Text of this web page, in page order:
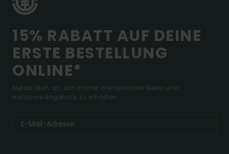
15% RABATT AUF DEINE
ERSTE BESTELLUNG
ONLINE*
Melde dich an, um immer die neuesten News und
exklusive Angebote zu erhalten.